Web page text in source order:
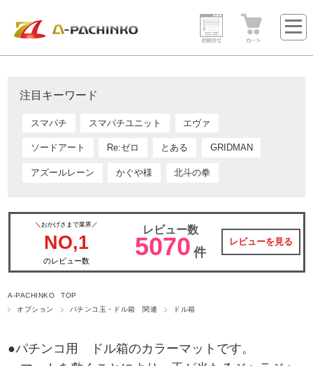
注目キーワード
スマパチ スマパチユニット エヴァ
ソードアート Re:ゼロ とある GRIDMAN
アズールレーン かぐや様 北斗の拳
＼おかげさまで業界／
NO,1
のレビュー数
レビュー数
5070 件
レビューを見る
A-PACHINKO TOP
オプション
パチンコ玉・ドル箱 関連 ドル箱
●パチンコ用 ドル箱のカラーマットです。